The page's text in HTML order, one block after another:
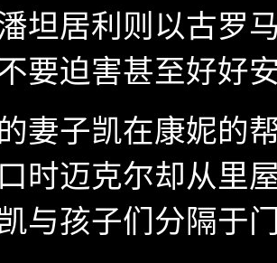
坦居利则以古罗
要迫害甚至好好
妻子凯在康妮的
时迈克尔却从里
凯与孩子们分隔于